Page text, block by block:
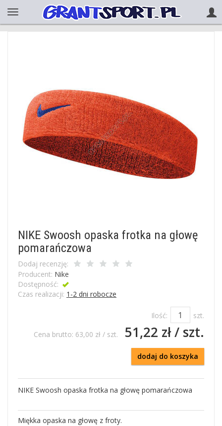
NIKE Swoosh opaska frotka na głowę
pomarańczowa
Dodaj recenzję:
Producent: Nike
Dostępność:
Czas realizacji: 1-2 dni robocze
Ilość:
szt.
Cena brutto: 63,00 zł / szt. 51,22 zł/ szt.
dodaj do koszyka
NIKE Swoosh opaska frotka na głowę pomarańczowa
Miękka opaska na głowę z froty.